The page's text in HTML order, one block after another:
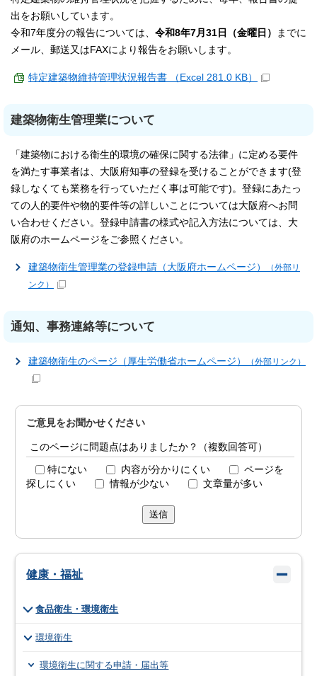
出をお願いしています。
令和7年度分の報告については、 令和8年7月31日（金曜日）
までに
メール、郵送又はFAXにより報告をお願いします。
特定建築物維持管理状況報告書 （Excel 281.0 KB）
建築物衛生管理業について
「建築物における衛生的環境の確保に関する法律」に定める要件
を満たす事業者は、大阪府知事の登録を受けることができます(登
録しなくても業務を行っていただく事は可能です)。登録にあたっ
ての人的要件や物的要件等の詳しいことについては大阪府へお問
い合わせください。登録申請書の様式や記入方法については、大
阪府のホームページをご参照ください。
建築物衛生管理業の登録申請（大阪府ホームページ）
（外部リ
ンク）
通知、事務連絡等について
建築物衛生のページ（厚生労働省ホームページ） （外部リンク）
ご意見をお聞かせください
このページに問題点はありましたか？（複数回答可）
特にない 内容が分かりにくい
ページを
探しにくい
情報が少ない 文章量が多い
送信
健康・福祉
食品衛生・環境衛生
環境衛生
環境衛生に関する申請・届出等